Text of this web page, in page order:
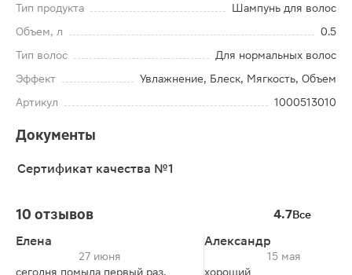
Тип продукта
Шампунь для волос
Объем, л
0.5
Тип волос
Для нормальных волос
Эффект
Увлажнение, Блеск, Мягкость, Объем
Артикул
1000513010
Документы
Сертификат качества №1
10 отзывов 4.7Все
Елена
27 июня
сегодня помыла первый раз,
Александр
15 мая
хороший